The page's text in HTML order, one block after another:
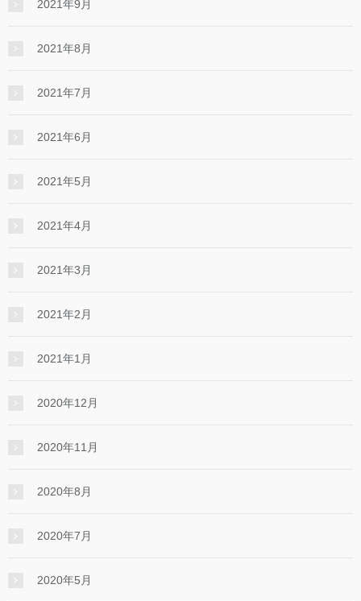
2021年9月
2021年8月
2021年7月
2021年6月
2021年5月
2021年4月
2021年3月
2021年2月
2021年1月
2020年12月
2020年11月
2020年8月
2020年7月
2020年5月